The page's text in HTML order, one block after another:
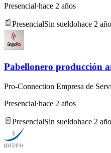
Presencial·hace 2 años
PresencialSin sueldohace 2
Pabellonero producción
Pro-Connection Empresa de
Presencial·hace 2 años
PresencialSin sueldohace 2